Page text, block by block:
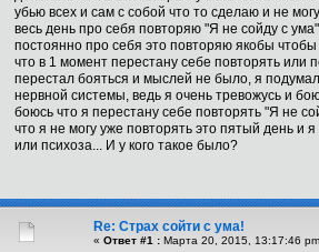
убью всех и сам с собой что то сделаю и не
весь день про себя повторяю "Я не сойду с
постоянно про себя это повторяю якобы
что в 1 момент перестану себе повторять или
перестал бояться и мыслей не было, я
нервной системы, ведь я очень тревожусь и
боюсь что я перестану себе повторять "Я не
что я не могу уже повторять это пятый день и
или психоза... И у кого такое было?
Re: Страх сойти с ума!
« Ответ #1 : Марта 20, 2015, 13:17:46